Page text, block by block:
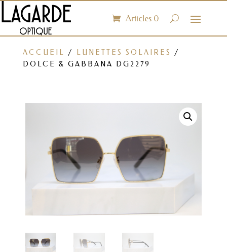
Articles 0
ACCUEIL / LUNETTES SOLAIRES
/
DOLCE & GABBANA DG2279